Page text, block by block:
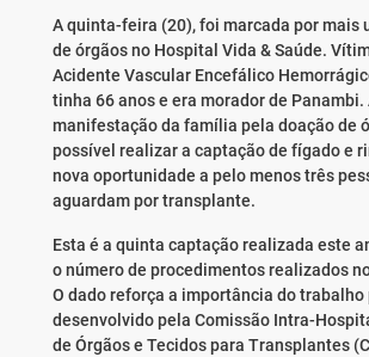
A quinta-feira (20), foi marcada por mais
de órgãos no Hospital Vida & Saúde.
Acidente Vascular Encefálico
tinha 66 anos e era morador de Panambi.
manifestação da família pela doação de
possível realizar a captação de fígado e
nova oportunidade a pelo menos três
aguardam por transplante.
Esta é a quinta captação realizada este
o número de procedimentos realizados
O dado reforça a importância do trabalho
desenvolvido pela Comissão Intra-
de Órgãos e Tecidos para Transplantes